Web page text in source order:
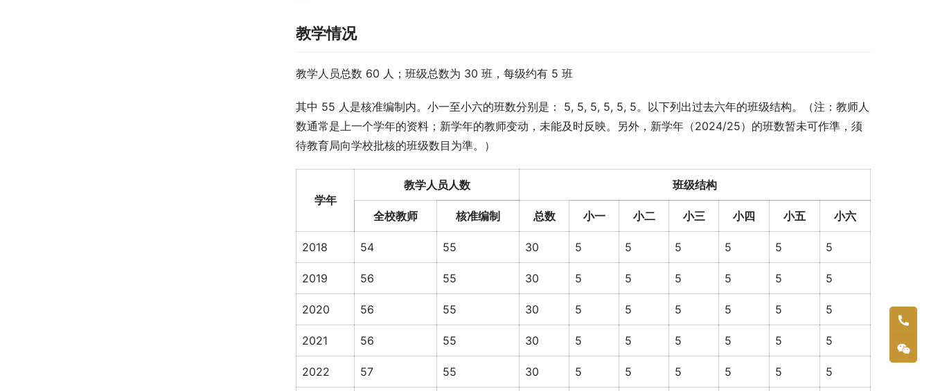
教学情况
教学人员总数 60 人；班级总数为 30 班，每级约有 5 班
其中 55 人是核准编制内。小一至小六的班数分别是： 5, 5, 5, 5, 5, 5。以下列出过去六年的班级结构。（注：教师人
数通常是上一个学年的资料；新学年的教师变动，未能及时反映。另外，新学年（2024/25）的班数暂未可作準，须
待教育局向学校批核的班级数目为準。）
学年
教学人员人数 班级结构
全校教师 核准编制 总数 小一 小二 小三 小四 小五 小六
2018 54 55 30 5 5 5 5 5 5
2019 56 55 30 5 5 5 5 5 5
2020 56 55 30 5 5 5 5 5 5
2021 56 55 30 5 5 5 5 5 5
2022 57 55 30 5 5 5 5 5 5